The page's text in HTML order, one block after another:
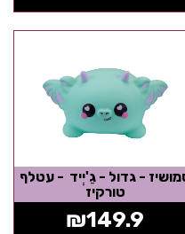
- גדול - גֵ'יְיד - עטלף
טורקיז
₪149.9